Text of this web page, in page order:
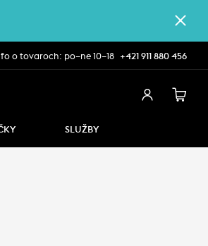
o tovaroch: po–ne 10–18 +421 911 880 456
SLUŽBY